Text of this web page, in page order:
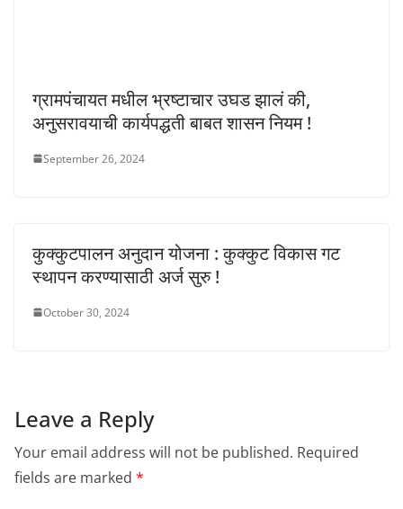
ग्रामपंचायत मधील भ्रष्टाचार उघड झालं की,
अनुसरावयाची कार्यपद्धती बाबत शासन नियम !
September 26, 2024
कुक्कुटपालन अनुदान योजना : कुक्कुट विकास गट
स्थापन करण्यासाठी अर्ज सुरु !
October 30, 2024
Leave a Reply
Your email address will not be published. Required
fields are marked *